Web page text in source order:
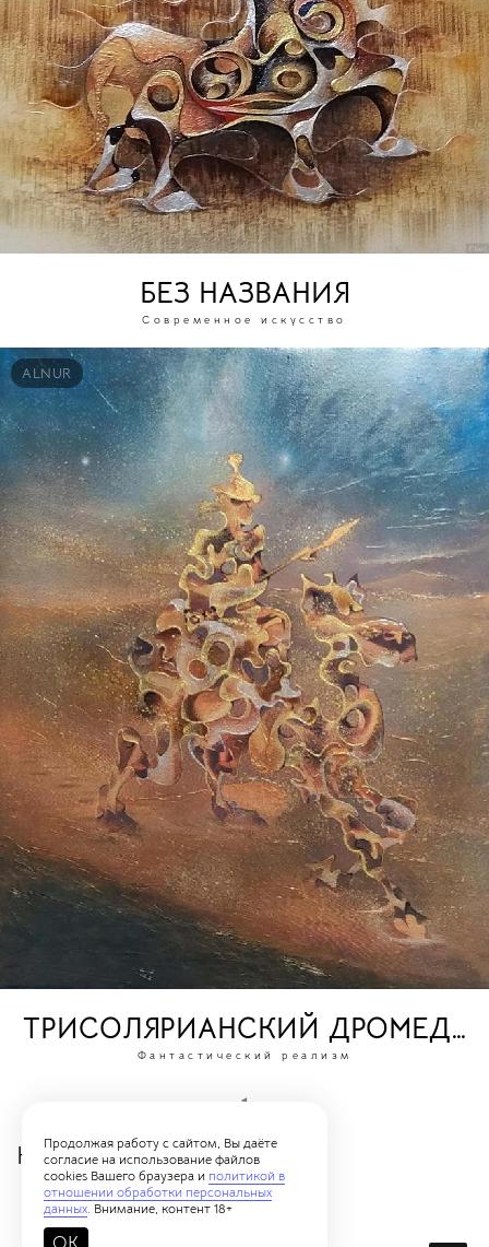
БЕЗ НАЗВАНИЯ
Современное искусство
ALNUR
ТРИСОЛЯРИАНСКИЙ
Фантастический реализм
1
Каталог картин
Продолжая работу с сайтом, Вы даёте
согласие на использование файлов
cookies Вашего браузера и политикой в
отношении обработки персональных
данных. Внимание, контент 18+